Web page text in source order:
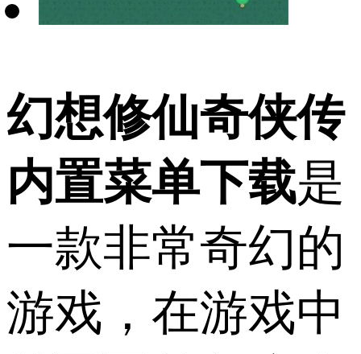
幻想修仙奇侠传
内置菜单下载是
一款非常奇幻的
游戏，在游戏中